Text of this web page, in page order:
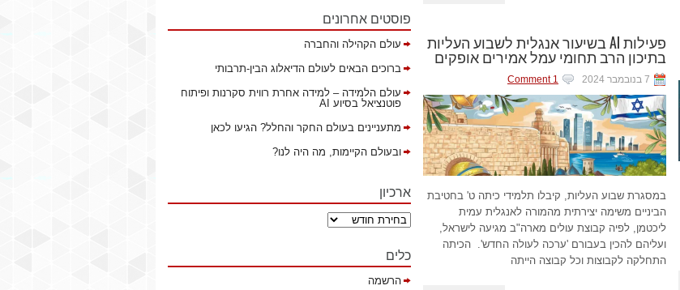
פעילות AI בשיעור אנגלית לשבוע העליות
בתיכון הרב תחומי עמל אמירים אופקים
7 בנובמבר 2024 1 Comment
במסגרת שבוע העליות, קיבלו תלמידי כיתה ט' בחטיבת
הביניים משימה יצירתית מהמורה לאנגלית עמית
ליכטמן, לפיה קבוצת עולים מארה"ב מגיעה לישראל,
ועליהם להכין בעבורם 'ערכה לעולה החדש'. הכיתה
התחלקה לקבוצות וכל קבוצה הייתה
פוסטים אחרונים
עולם הקהילה והחברה
ברוכים הבאים לעולם הדיאלוג הבין-תרבותי
עולם הלמידה – למידה אחרת רווית סקרנות ופיתוח
פוטנציאל בסיוע AI
מתעניינים בעולם החקר והחלל? הגיעו לכאן
ובעולם הקיימות, מה היה לנו?
ארכיון
כלים
הרשמה